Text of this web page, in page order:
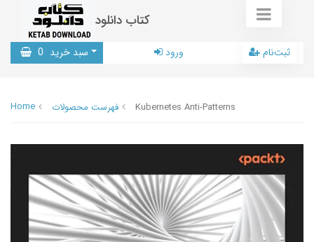
کتاب دانلود
سبد خرید 0 ورود ثبت‌نام
Home فهرست محصولات Kubernetes Anti-Patterns